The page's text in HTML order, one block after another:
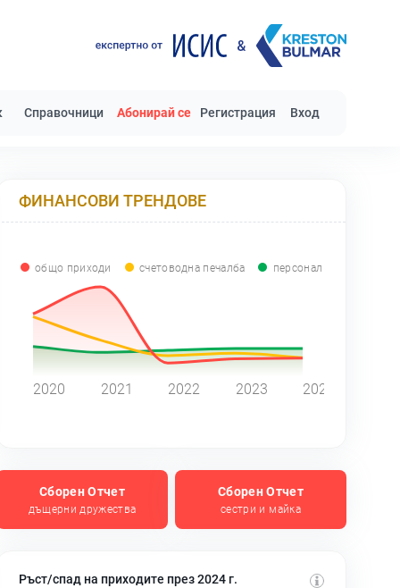
Справочници Абонирай се Регистрация Вход
ФИНАНСОВИ ТРЕНДОВЕ
общо приходи счетоводна печалба персонал
2020 2021 2022 2023 2024
Сборен Отчет
дъщерни дружества
Сборен Отчет
сестри и майка
Ръст/спад на приходите през 2024 г.